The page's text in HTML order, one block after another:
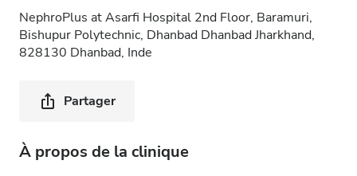
NephroPlus at Asarfi Hospital 2nd Floor, Baramuri,
Bishupur Polytechnic, Dhanbad Dhanbad Jharkhand,
828130 Dhanbad, Inde
Partager
À propos de la clinique